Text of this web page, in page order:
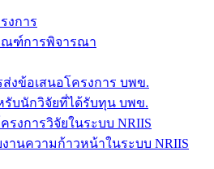
งการ
ณฑ์การพิจารณา
งข้อเสนอโครงการ บพข.
รับนักวิจัยที่ได้รับทุน บพข.
รงการวิจัยในระบบ NRIIS
านความก้าวหน้าในระบบ NRIIS